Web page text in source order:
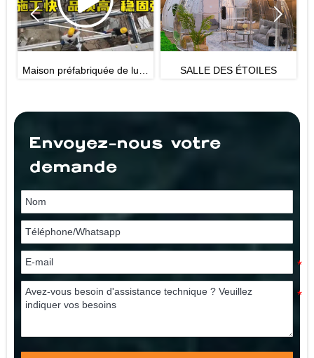
SALLE DES ÉTOILES SALLE DES ÉTOILES
 
Envoyez-nous votre
demande